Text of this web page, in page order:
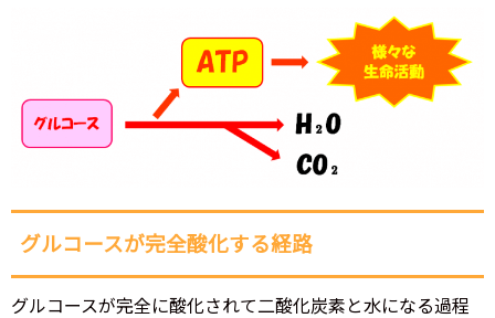
グルコースが完全酸化する経路
グルコースが完全に酸化されて二酸化炭素と水になる過程